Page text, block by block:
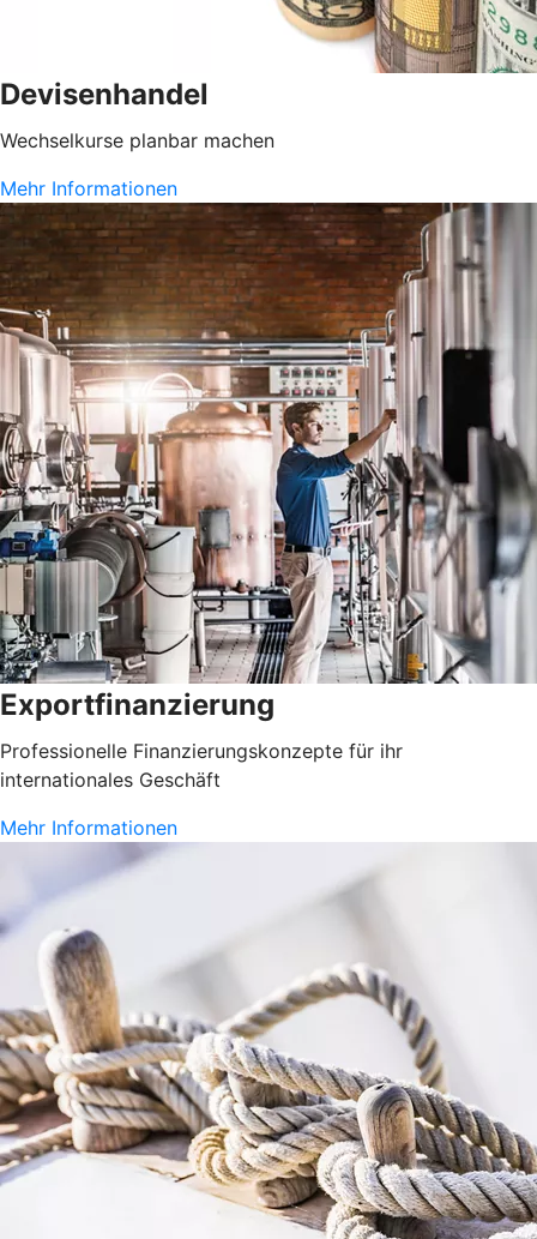
Devisenhandel
Wechselkurse planbar machen
Mehr Informationen
Exportfinanzierung
Professionelle Finanzierungskonzepte für ihr
internationales Geschäft
Mehr Informationen